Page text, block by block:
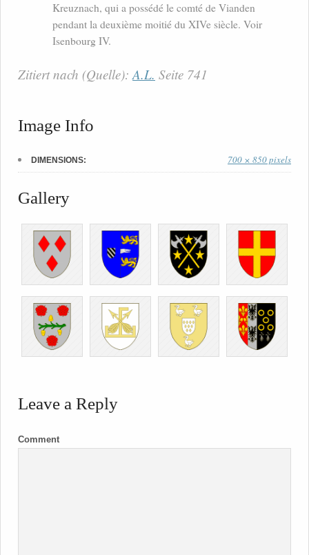
Kreuznach, qui a possédé le comté de Vianden
pendant la deuxième moitié du XIVe siècle. Voir
Isenbourg IV.
Zitiert nach (Quelle):A.L. Seite 741
Image Info
DIMENSIONS: 700 × 850 pixels
Gallery
Leave a Reply
Comment